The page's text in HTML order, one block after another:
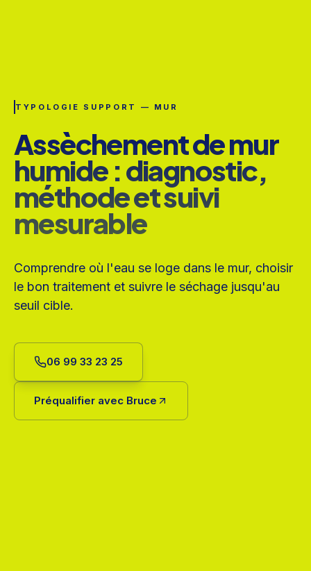
TYPOLOGIE SUPPORT — MUR
Assèchement de mur
humide : diagnostic,
méthode et suivi
mesurable
Comprendre où l'eau se loge dans le mur, choisir
le bon traitement et suivre le séchage jusqu'au
seuil cible.
06 99 33 23 25
Préqualifier avec Bruce